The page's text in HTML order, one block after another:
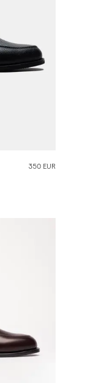
350 EUR